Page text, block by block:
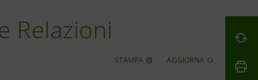
Relazioni
STAMPA AGGIORNA